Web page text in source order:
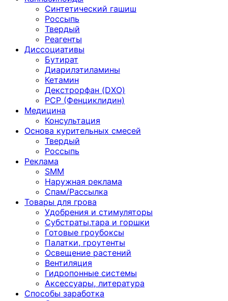
Синтетический гашиш
Россыпь
Твердый
Реагенты
Диссоциативы
Бутират
Диарилэтиламины
Кетамин
Декстрорфан (DXO)
PCP (Фенциклидин)
Медицина
Консультация
Основа курительных смесей
Твердый
Россыпь
Реклама
SMM
Наружная реклама
Спам/Рассылка
Товары для грова
Удобрения и стимуляторы
Субстраты,тара и горшки
Готовые гроубоксы
Палатки, гроутенты
Освещение растений
Вентиляция
Гидропонные системы
Аксессуары, литература
Способы заработка